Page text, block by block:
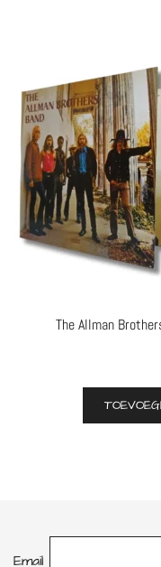
The Allman
Email